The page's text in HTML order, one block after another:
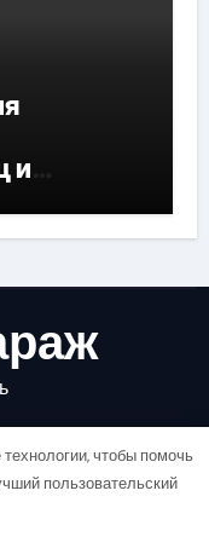
и
чтобы помочь
пользовательский